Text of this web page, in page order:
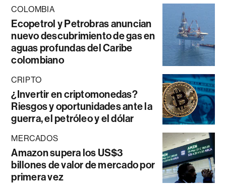
COLOMBIA
Ecopetrol y Petrobras anuncian
nuevo descubrimiento de gas en
aguas profundas del Caribe
colombiano
CRIPTO
¿Invertir en criptomonedas?
Riesgos y oportunidades ante la
guerra, el petróleo y el dólar
MERCADOS
Amazon supera los US$3
billones de valor de mercado por
primera vez